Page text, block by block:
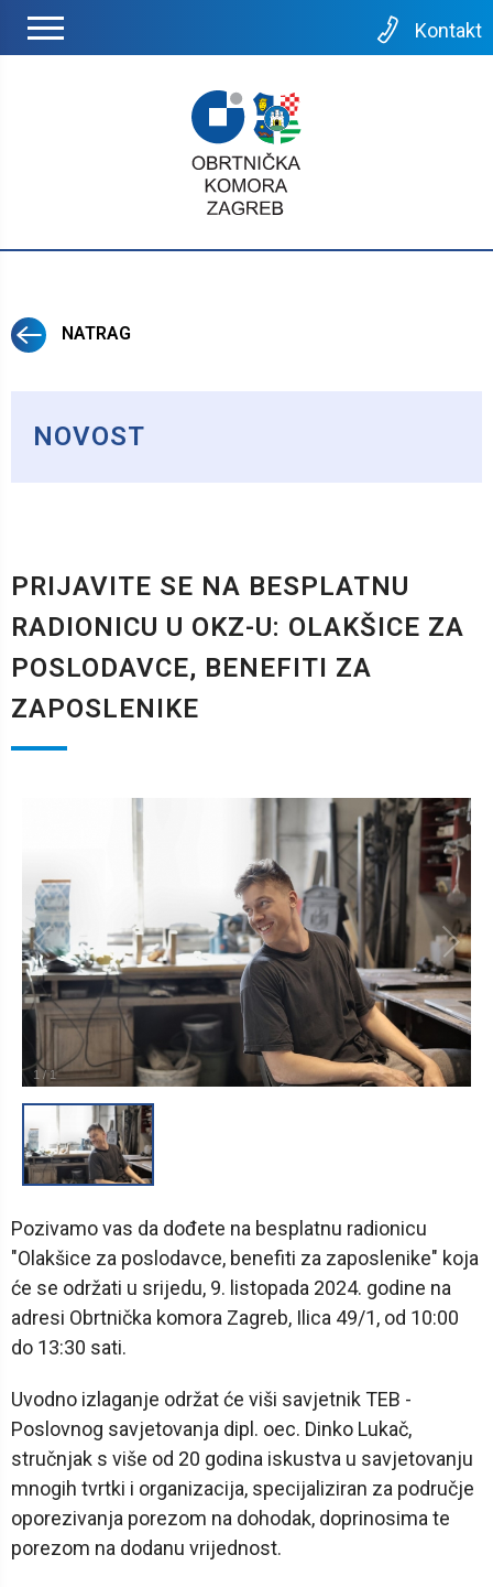
Kontakt
NATRAG
NOVOST
PRIJAVITE SE NA BESPLATNU
RADIONICU U OKZ-U: OLAKŠICE ZA
POSLODAVCE, BENEFITI ZA
ZAPOSLENIKE
1 /1
Pozivamo vas da dođete na besplatnu radionicu
"Olakšice za poslodavce, benefiti za zaposlenike" koja
će se održati u srijedu, 9. listopada 2024. godine na
adresi Obrtnička komora Zagreb, Ilica 49/1, od 10:00
do 13:30 sati.
Uvodno izlaganje održat će viši savjetnik TEB -
Poslovnog savjetovanja dipl. oec. Dinko Lukač,
stručnjak s više od 20 godina iskustva u savjetovanju
mnogih tvrtki i organizacija, specijaliziran za područje
oporezivanja porezom na dohodak, doprinosima te
porezom na dodanu vrijednost.